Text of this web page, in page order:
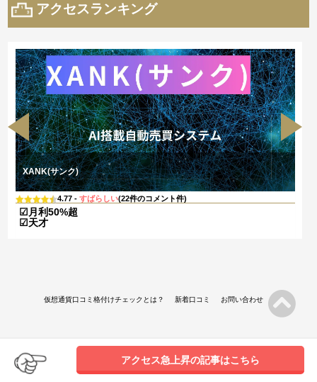
アクセス急上昇の記事はこちら
アクセスランキング
XANK(サンク)
4.77 - すばらしい(22件のコメント件)
☑月利50%超
☑天才
仮想通貨口コミ格付けチェックとは？ 新着口コミ お問い合わせ
Copyright © 仮想通貨口コミ格付けチェック All rights Reserved.